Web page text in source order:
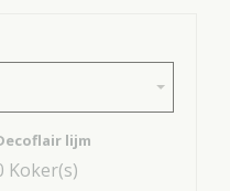
lijm
Koker(s)